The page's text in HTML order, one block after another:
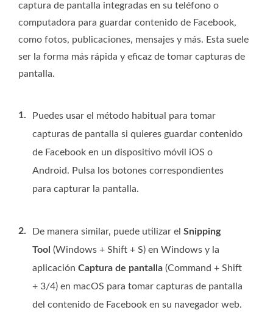
captura de pantalla integradas en su teléfono o
computadora para guardar contenido de Facebook,
como fotos, publicaciones, mensajes y más. Esta suele
ser la forma más rápida y eficaz de tomar capturas de
pantalla.
1.
Puedes usar el método habitual para tomar
capturas de pantalla si quieres guardar contenido
de Facebook en un dispositivo móvil iOS o
Android. Pulsa los botones correspondientes
para capturar la pantalla.
2. De manera similar, puede utilizar el Snipping
Tool (Windows + Shift + S) en Windows y la
aplicación Captura de pantalla (Command + Shift
+ 3/4) en macOS para tomar capturas de pantalla
del contenido de Facebook en su navegador web.